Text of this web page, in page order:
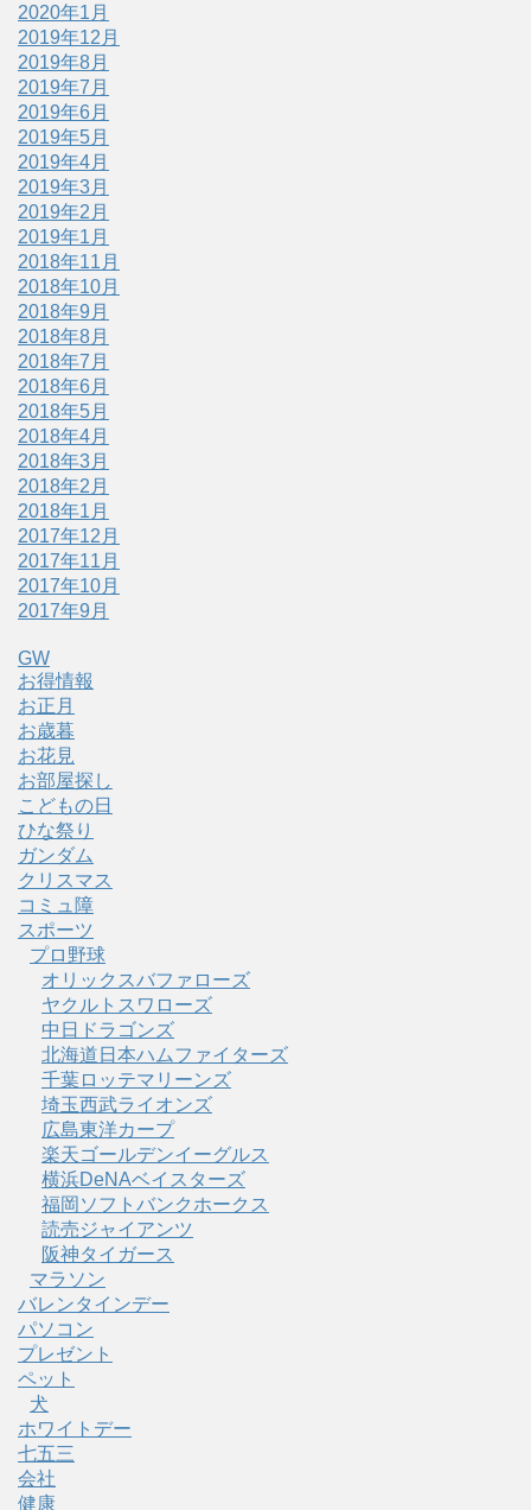
2020年1月
2019年12月
2019年8月
2019年7月
2019年6月
2019年5月
2019年4月
2019年3月
2019年2月
2019年1月
2018年11月
2018年10月
2018年9月
2018年8月
2018年7月
2018年6月
2018年5月
2018年4月
2018年3月
2018年2月
2018年1月
2017年12月
2017年11月
2017年10月
2017年9月
GW
お得情報
お正月
お歳暮
お花見
お部屋探し
こどもの日
ひな祭り
ガンダム
クリスマス
コミュ障
スポーツ
プロ野球
オリックスバファローズ
ヤクルトスワローズ
中日ドラゴンズ
北海道日本ハムファイターズ
千葉ロッテマリーンズ
埼玉西武ライオンズ
広島東洋カープ
楽天ゴールデンイーグルス
横浜DeNAベイスターズ
福岡ソフトバンクホークス
読売ジャイアンツ
阪神タイガース
マラソン
バレンタインデー
パソコン
プレゼント
ペット
犬
ホワイトデー
七五三
会社
健康